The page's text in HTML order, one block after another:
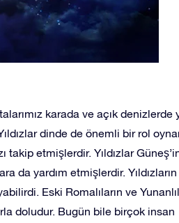
karada ve açık denizlerde
dinde de önemli bir rol
takip etmişlerdir. Yıldızlar
yardım etmişlerdir. Yıldızların
Eski Romalıların ve
doludur. Bugün bile birçok insan